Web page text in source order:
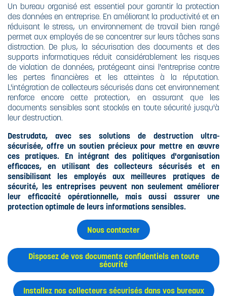
Un bureau organisé est essentiel pour garantir la protection
des données en entreprise. En améliorant la productivité et en
réduisant le stress, un environnement de travail bien rangé
permet aux employés de se concentrer sur leurs tâches sans
distraction. De plus, la sécurisation des documents et des
supports informatiques réduit considérablement les risques
de violation de données, protégeant ainsi l'entreprise contre
les pertes financières et les atteintes à la réputation.
L'intégration de collecteurs sécurisés dans cet environnement
renforce encore cette protection, en assurant que les
documents sensibles sont stockés en toute sécurité jusqu'à
leur destruction.
Destrudata, avec ses solutions de destruction ultra-
sécurisée, offre un soutien précieux pour mettre en œuvre
ces pratiques. En intégrant des politiques d'organisation
efficaces, en utilisant des collecteurs sécurisés et en
sensibilisant les employés aux meilleures pratiques de
sécurité, les entreprises peuvent non seulement améliorer
leur efficacité opérationnelle, mais aussi assurer une
protection optimale de leurs informations sensibles.
Nous contacter
Disposez de vos documents confidentiels en toute
sécurité
Installez nos collecteurs sécurisés dans vos bureaux